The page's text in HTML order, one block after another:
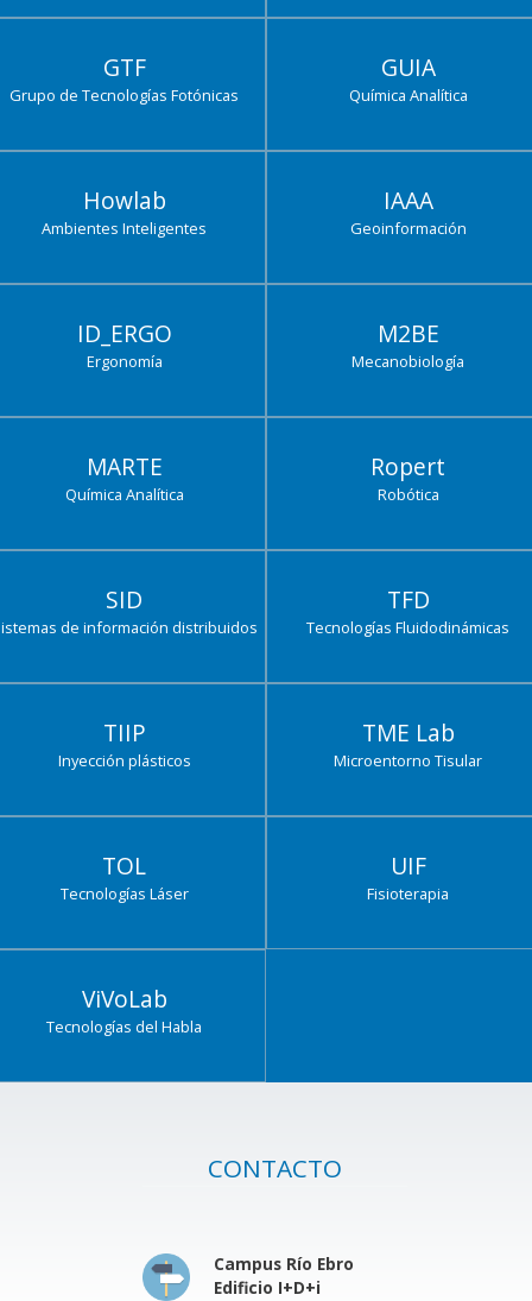
GTF
Grupo de Tecnologías Fotónicas
GUIA
Química Analítica
Howlab
Ambientes Inteligentes
IAAA
Geoinformación
ID_ERGO
Ergonomía
M2BE
Mecanobiología
MARTE
Química Analítica
Ropert
Robótica
SID
de información distribuidos
TFD
Tecnologías Fluidodinámicas
TIIP
Inyección plásticos
TME Lab
Microentorno Tisular
TOL
Tecnologías Láser
UIF
Fisioterapia
ViVoLab
Tecnologías del Habla
CONTACTO
Campus Río Ebro
Edificio I+D+i